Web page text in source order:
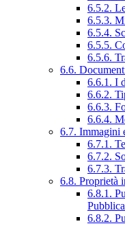
6.5.2.
6.5.3.
6.5.4.
6.5.5.
6.5.6.
6.6.
6.6.1. I
6.6.2.
6.6.3.
6.6.4.
6.7. Immagini
6.7.1.
6.7.2.
6.7.3.
6.8. Proprietà
6.8.1.
6.8.2.